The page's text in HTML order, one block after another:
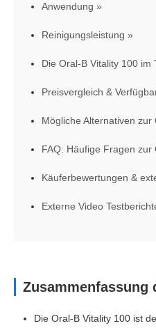
Anwendung
Reinigungsleistung
Die Oral-B Vitality 100 im
Preisvergleich &
Mögliche Alternativen zur
FAQ: Häufige Fragen zur
Käuferbewertungen &
Externe Video
Zusammenfassung
Die Oral-B Vitality 100 ist